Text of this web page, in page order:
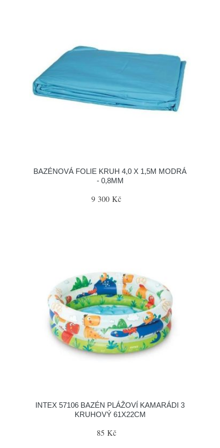
BAZÉNOVÁ FOLIE KRUH 4,0 X 1,5M MODRÁ
- 0,8MM
9 300 Kč
INTEX 57106 BAZÉN PLÁŽOVÍ KAMARÁDI 3
KRUHOVÝ 61X22CM
85 Kč